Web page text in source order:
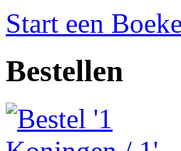
Start een
Bestellen